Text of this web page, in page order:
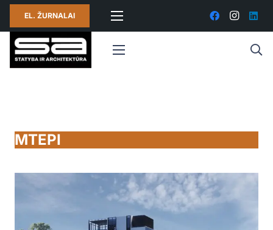
EL. ŽURNALAI
MTEPI